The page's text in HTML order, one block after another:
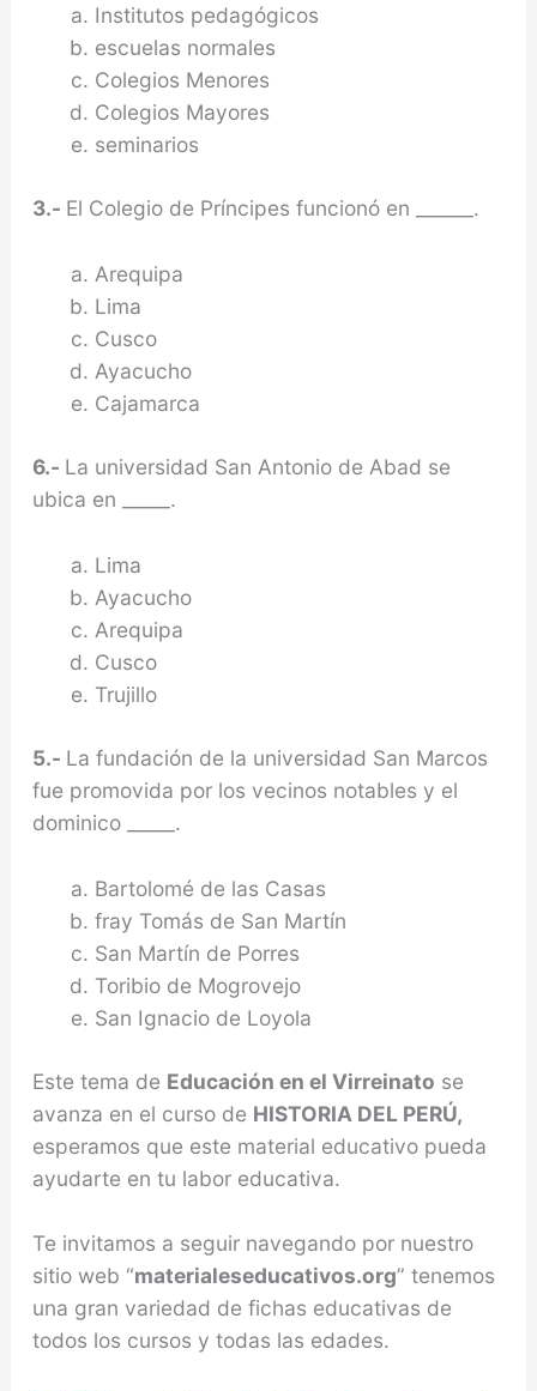
Institutos pedagógicos
escuelas normales
Colegios Menores
Colegios Mayores
seminarios
3.- El Colegio de Príncipes funcionó en ______.
Arequipa
Lima
Cusco
Ayacucho
Cajamarca
6.- La universidad San Antonio de Abad se
ubica en _____.
Lima
Ayacucho
Arequipa
Cusco
Trujillo
5.- La fundación de la universidad San Marcos
fue promovida por los vecinos notables y el
dominico _____.
Bartolomé de las Casas
fray Tomás de San Martín
San Martín de Porres
Toribio de Mogrovejo
San Ignacio de Loyola
Este tema de Educación en el Virreinato se
avanza en el curso de HISTORIA DEL PERÚ,
esperamos que este material educativo pueda
ayudarte en tu labor educativa.
Te invitamos a seguir navegando por nuestro
sitio web “materialeseducativos.org” tenemos
una gran variedad de fichas educativas de
todos los cursos y todas las edades.